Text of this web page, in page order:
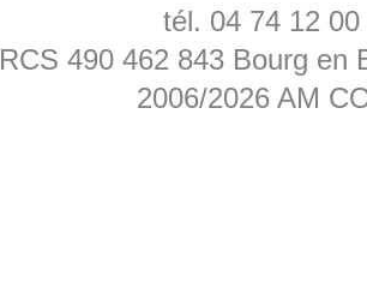
tél. 04 74 12
RCS 490 462 843 Bourg en
2006/2026 AM